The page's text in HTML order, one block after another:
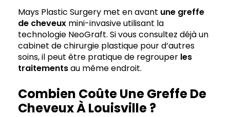
Mays Plastic Surgery met en avant une greffe
de cheveux mini-invasive utilisant la
technologie NeoGraft. Si vous consultez déjà un
cabinet de chirurgie plastique pour d’autres
soins, il peut être pratique de regrouper les
traitementsau même endroit.
Combien Coûte Une Greffe De
Cheveux À Louisville ?